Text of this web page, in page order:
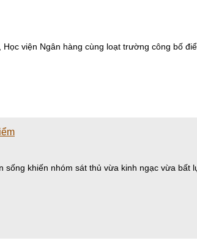
viện Ngân hàng cùng loạt trường công bố
khiến nhóm sát thủ vừa kinh ngạc vừa bất